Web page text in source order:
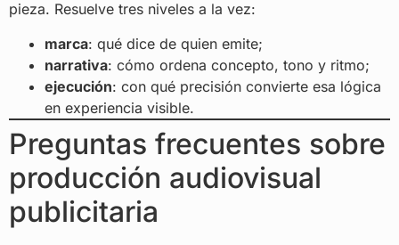
pieza. Resuelve tres niveles a la vez:
marca: qué dice de quien emite;
narrativa: cómo ordena concepto, tono y ritmo;
ejecución: con qué precisión convierte esa lógica
en experiencia visible.
Preguntas frecuentes sobre
producción audiovisual
publicitaria